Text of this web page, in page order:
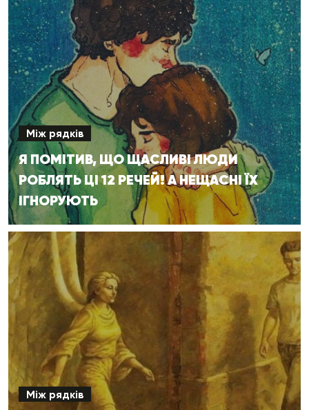
Між рядків
Я ПОМІТИВ, ЩО ЩАСЛИВІ ЛЮДИ
РОБЛЯТЬ ЦІ 12 РЕЧЕЙ! А НЕЩАСНІ ЇХ
ІГНОРУЮТЬ
Між рядків